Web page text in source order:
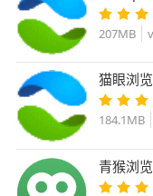
版
207MB
猫眼浏
位
184.1MB
青猴浏
安装版